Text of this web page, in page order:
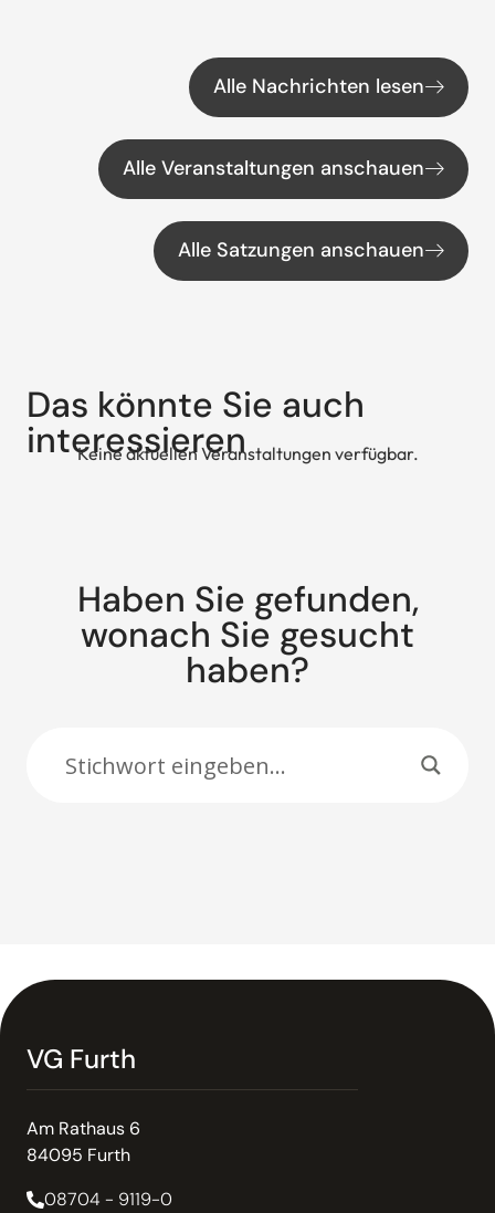
Alle Nachrichten lesen
Alle Veranstaltungen anschauen
Alle Satzungen anschauen
Das könnte Sie auch
interessieren
Keine aktuellen Veranstaltungen verfügbar.
Haben Sie gefunden,
wonach Sie gesucht
haben?
VG Furth
Am Rathaus 6
84095 Furth
08704 - 9119-0